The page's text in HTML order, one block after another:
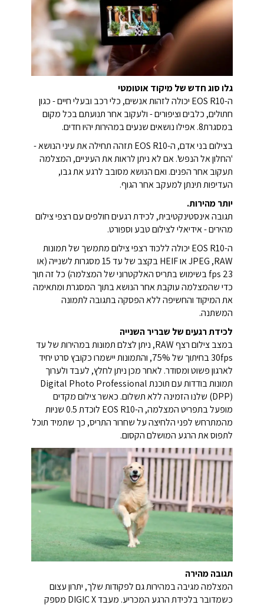
גלו סוג חדש של מיקוד אוטומטי
ה-EOS R10 יכולה לזהות אנשים, כלי רכב ובעלי חיים - כגון
חתולים, כלבים וציפורים - ולעקוב אחר תנועתם בכל מקום
במסגרת8. אפילו נושאים שנעים במהירות יהיו חדים.
בצילום בני אדם, ה-EOS R10 תזהה תחילה את עיני הנושא -
'החלון אל הנפש'. אם לא ניתן לראות את העיניים, המצלמה
תעקוב אחר הפנים. ואם הנושא מסובב לרגע את גבו,
העדיפות תינתן למעקב אחר הגוף.
יותר מהירות.
תגובה אינסטינקטיבית, לכידת רגעים חולפים עם רצפי צילום
מהירים - אידיאלי לצילום טבע וספורט.
ה-EOS R10 יכולה ללכוד רצפי צילום מתמשך של תמונות
RAW‏, JPEG או HEIF בקצב של עד 15 מסגרות לשנייה (או
23 fps‏ בשימוש בתריס האלקטרוני של המצלמה) כל זה תוך
כדי שהמצלמה עוקבת אחר הנושא בתוך המסגרת ומתאימה
את המיקוד והחשיפה ללא הפסקה בתגובה לתמונה
המשתנה.
לכידת רגעים של שבריר השנייה
במצב צילום רצף RAW, ניתן לצלם תמונות במהירות של עד
30fps בחיתוך של 75%, והתמונות יישמרו כקובץ סרט יחיד
לארגון פשוט ומסודר. לאחר מכן ניתן לחלץ, לעבד ולערוך
תמונות בודדות עם תוכנת Digital Photo Professional
(DPP) שלנו הזמינה ללא תשלום. כאשר צילום מקדים
מופעל בתפריט המצלמה, ה-EOS R10 לוכדת 0.5 שניות
מהמתרחש לפני הלחיצה על שחרור התריס, כך שתמיד תוכל
לתפוס את הרגע המושלם הקסום.
תגובה מהירה
המצלמה מגיבה במהירות גם לפקודות שלך, יתרון עצום
כשמדובר בלכידת הרגע המכריע. מעבד DIGIC X מספק